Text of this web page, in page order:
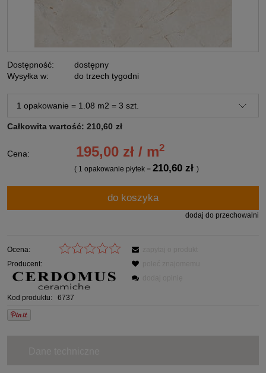
Dostępność:
dostępny
Wysyłka w:
do trzech tygodni
Całkowita wartość: 210,60 zł
Cena: 195,00 zł / m2
( 1opakowanie płytek =210,60 zł)
do koszyka
dodaj do przechowalni
Ocena:
Producent:
Kod produktu: 6737